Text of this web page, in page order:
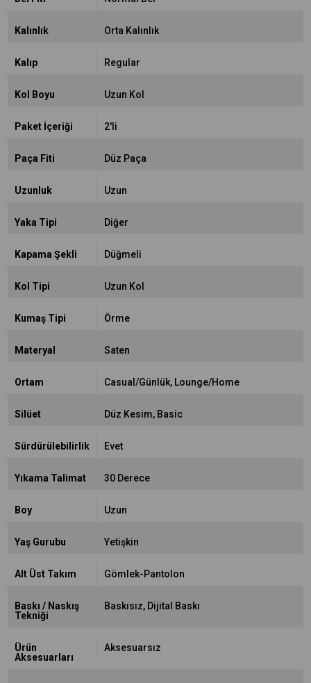
Kalınlık Orta Kalınlık
Kalıp Regular
Kol Boyu Uzun Kol
Paket İçeriği 2'li
Paça Fiti Düz Paça
Uzunluk Uzun
Yaka Tipi Diğer
Kapama Şekli Düğmeli
Kol Tipi Uzun Kol
Kumaş Tipi Örme
Materyal Saten
Ortam Casual/Günlük Lounge/Home
Silüet Düz Kesim Basic
Sürdürülebilirlik Evet
Yıkama Talimat 30 Derece
Boy Uzun
Yaş Gurubu Yetişkin
Alt Üst Takım Gömlek-Pantolon
Baskı / Naskış
Tekniği
Baskısız Dijital Baskı
Ürün
Aksesuarları
Aksesuarsız